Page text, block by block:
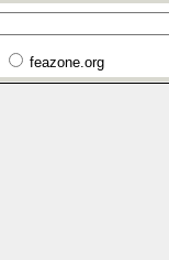
feazone.org